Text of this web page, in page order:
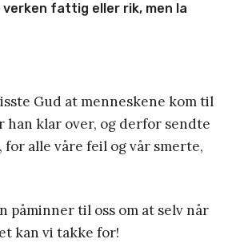
fattig eller rik, men la
Gud at menneskene kom til
han klar over, og derfor sendte
for alle våre feil og vår smerte,
påminner til oss om at selv når
kan vi takke for!